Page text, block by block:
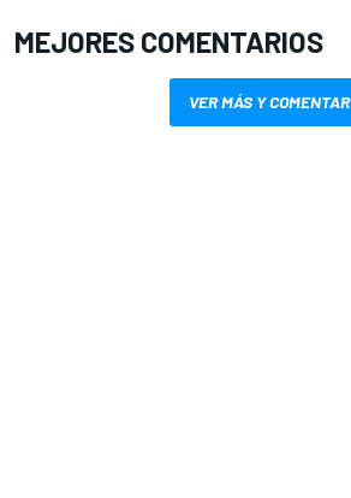
MEJORES COMENTARIOS
VER MÁS Y COMENTAR